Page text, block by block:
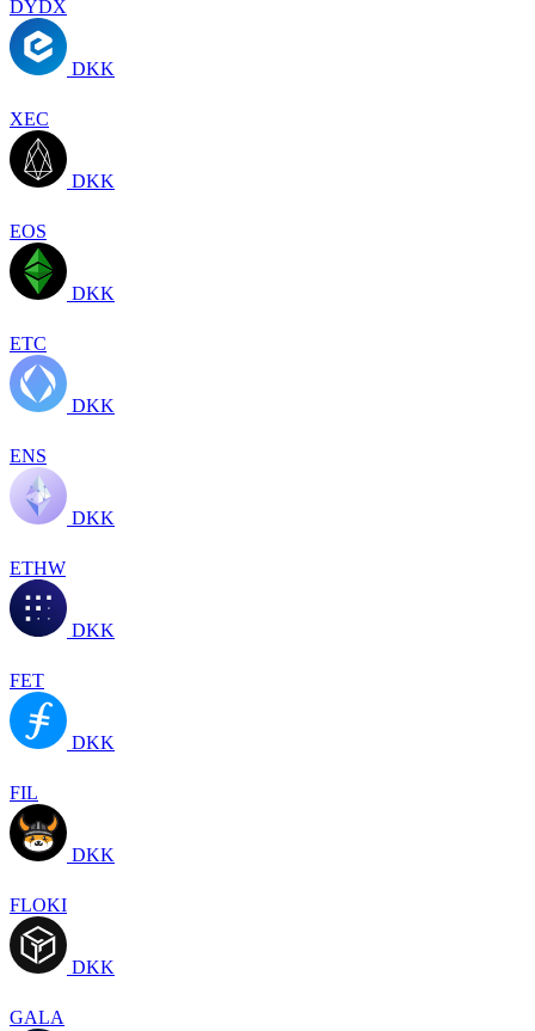
DYDX
DKK
XEC
DKK
EOS
DKK
ETC
DKK
ENS
DKK
ETHW
DKK
FET
DKK
FIL
DKK
FLOKI
DKK
GALA